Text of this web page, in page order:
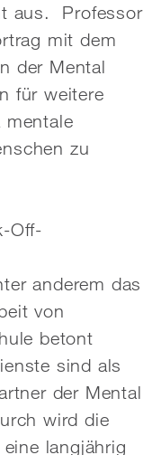
aus. Professor
mit dem
der Mental
für weitere
mentale
zu
Off-
anderem das
von
betont
sind als
der Mental
wird die
langjährig